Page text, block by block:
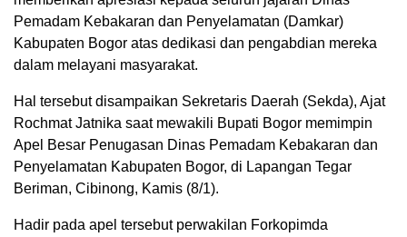
Pemadam Kebakaran dan Penyelamatan (Damkar)
Kabupaten Bogor atas dedikasi dan pengabdian mereka
dalam melayani masyarakat.
Hal tersebut disampaikan Sekretaris Daerah (Sekda), Ajat
Rochmat Jatnika saat mewakili Bupati Bogor memimpin
Apel Besar Penugasan Dinas Pemadam Kebakaran dan
Penyelamatan Kabupaten Bogor, di Lapangan Tegar
Beriman, Cibinong, Kamis (8/1).
Hadir pada apel tersebut perwakilan Forkopimda